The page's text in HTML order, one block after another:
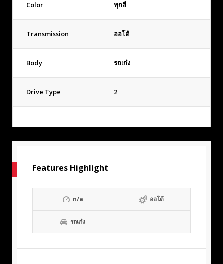
Color ทุกสี
Transmission ออโต้
Body รถเก๋ง
Drive Type 2
Features Highlight
n/a ออโต้
รถเก๋ง